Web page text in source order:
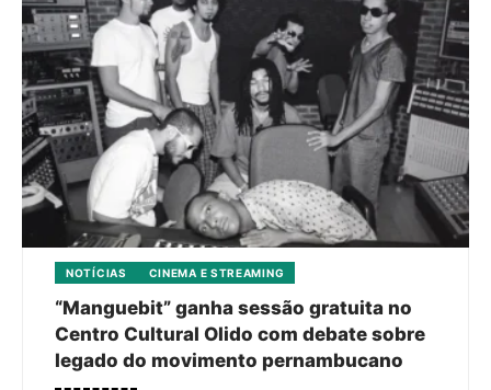
NOTÍCIAS CINEMA E STREAMING
“Manguebit” ganha sessão gratuita no
Centro Cultural Olido com debate sobre
legado do movimento pernambucano